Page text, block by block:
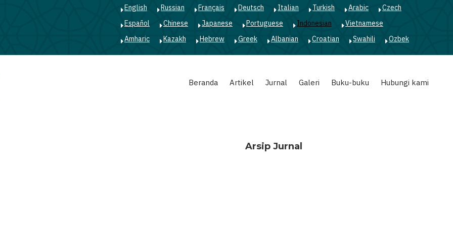
English Russian Français Deutsch Italian Turkish Arabic
Czech
Español
Chinese Japanese Portuguese Indonesian
Vietnamese
Amharic
Kazakh Hebrew Greek Albanian Croatian Swahili Ozbek
Beranda Artikel Jurnal Galeri Buku-buku Hubungi kami
Arsip Jurnal